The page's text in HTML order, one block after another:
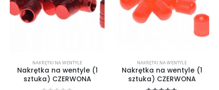
NAKRĘTKI NA WENTYLE
Nakrętka na wentyle (1
sztuka) CZERWONA
NAKRĘTKI NA WENTYLE
Nakrętka na wentyle (1
sztuka) CZERWONA